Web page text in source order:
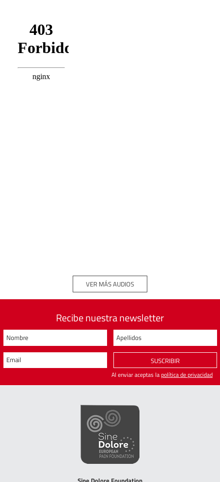
VER MÁS AUDIOS
Recibe nuestra newsletter
Nombre Apellidos
Email SUSCRIBIR
Al enviar aceptas lapolítica de privacidad